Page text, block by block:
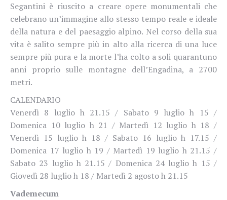
Segantini è riuscito a creare opere monumentali che
celebrano un’immagine allo stesso tempo reale e ideale
della natura e del paesaggio alpino. Nel corso della sua
vita è salito sempre più in alto alla ricerca di una luce
sempre più pura e la morte l’ha colto a soli quarantuno
anni proprio sulle montagne dell’Engadina, a 2700
metri.
CALENDARIO
Venerdì 8 luglio h 21.15 / Sabato 9 luglio h 15 /
Domenica 10 luglio h 21 / Martedì 12 luglio h 18 /
Venerdì 15 luglio h 18 / Sabato 16 luglio h 17.15 /
Domenica 17 luglio h 19 / Martedì 19 luglio h 21.15 /
Sabato 23 luglio h 21.15 / Domenica 24 luglio h 15 /
Giovedì 28 luglio h 18 / Martedì 2 agosto h 21.15
Vademecum